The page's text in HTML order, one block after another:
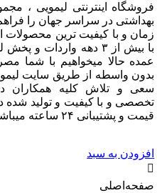
فروشگاه اینترنتی لیمویی ،
بهداشتی در سراسر جهان را
زمان و با کیفیت ترین محصولات
با بیش از ۳ دهه
عمده حالا میخواهیم با شما
بدون واسطه از طریق سایت
سعی و تلاش کلیه همکاران
تخصصی و با کیفیت و تولید شده
قیمت و پشتیبانی ۲۴ ساعته میباشد
افزودن به سبد
صفحه‌اصلی